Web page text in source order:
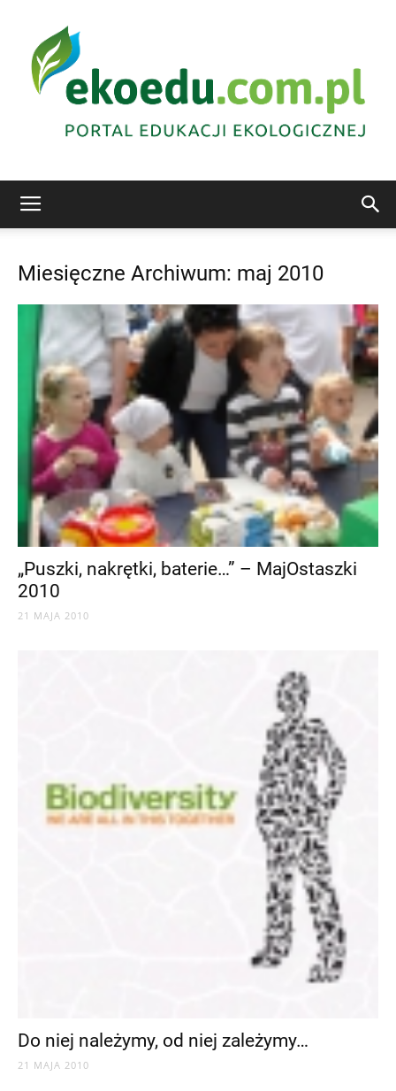
Miesięczne Archiwum: maj 2010
„Puszki, nakrętki, baterie…” – MajOstaszki
2010
21 MAJA 2010
Do niej należymy, od niej zależymy…
21 MAJA 2010